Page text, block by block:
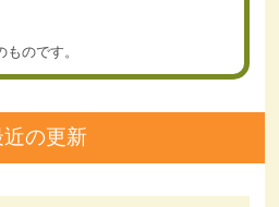
のです。
近の更新